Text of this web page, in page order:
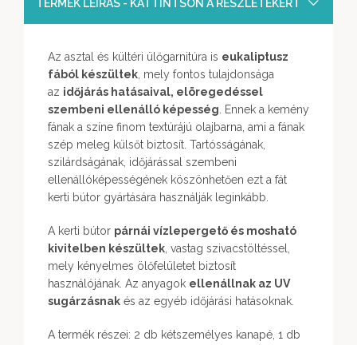
TERMÉK LEÍRÁS - KATTINTSON A RÉSZLETEKÉRT
Az asztal és kültéri ülőgarnitúra is eukaliptusz
fából készültek , mely fontos tulajdonsága
az időjárás hatásaival, elöregedéssel
szembeni ellenálló képesség . Ennek a kemény
fának a színe finom textúrájú olajbarna, ami a fának
szép meleg külsőt biztosít. Tartósságának,
szilárdságának, időjárással szembeni
ellenállóképességének köszönhetően ezt a fát
kerti bútor gyártására használják leginkább.
A kerti bútor párnái vízlepergető és mosható
kivitelben készültek , vastag szivacstöltéssel,
mely kényelmes ölőfelületet biztosít
használójának. Az anyagok ellenállnak az UV
sugárzásnak és az egyéb időjárási hatásoknak.
A termék részei: 2 db kétszemélyes kanapé, 1 db